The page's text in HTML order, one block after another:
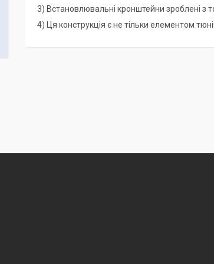
3) Встановлювальні кронштейни зроблені з
4) Ця конструкція є не тільки елементом